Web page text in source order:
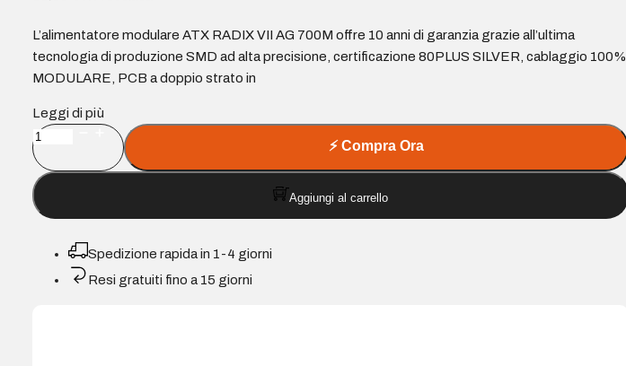
L’alimentatore modulare ATX RADIX VII AG 700M offre 10 anni di garanzia grazie all’ultima
tecnologia di produzione SMD ad alta precisione, certificazione 80PLUS SILVER, cablaggio 100%
MODULARE, PCB a doppio strato in
Leggi di più
Tacens
Radix
VII
AG
700M
Alimentatore
Plus
⚡Compra Ora
Aggiungi al carrello
Spedizione rapida in 1-4 giorni
Resi gratuiti fino a 15 giorni